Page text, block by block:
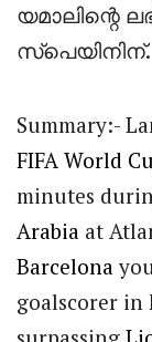
യമാലിന്റെ
സ്പെയിനിന്.
Summary:-
FIFA World
minutes
Arabia at
Barcelona
goalscorer in